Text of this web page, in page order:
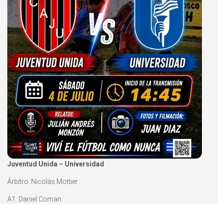
Juventud Unida – Universidad
Árbitro: Nicolás Mottier
A1: Daniel Coman